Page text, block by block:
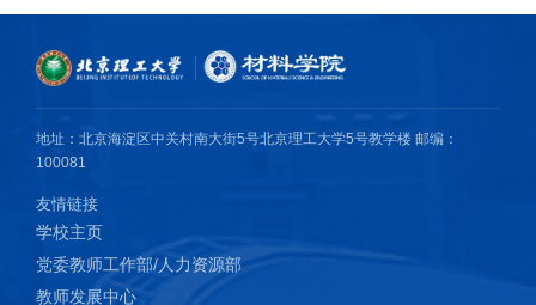
nanocomposite hydrogels. Carbohydrate Polymers, 2018, 197,
Xing Su and Biqiong Chen*, Transparent, UV-proof and
mechanically strong montmorillonite/alginate/Ca2+ nanocomposite
hydrogel films with solvent sensitivity. Applied Clay Science, 2018,
Xing Su, Suntharavathanan Mahalingam, Mohan Edirisinghe and
Biqiong Chen*, Highly stretchable and highly resilient polymer-clay
nanocomposite hydrogels with low hysteresis. ACS Applied
地址：北京海淀区中关村南大街5号北京理工大学5号教学楼 邮编：
100081
友情链接
学校主页
党委教师工作部/人力资源部
教师发展中心